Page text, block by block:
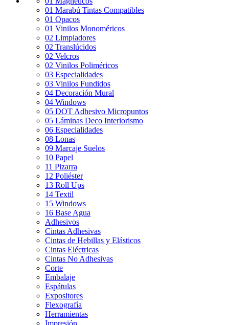
01 Marabú Tintas Compatibles
01 Opacos
01 Vinilos Monoméricos
02 Limpiadores
02 Translúcidos
02 Velcros
02 Vinilos Poliméricos
03 Especialidades
03 Vinilos Fundidos
04 Decoración Mural
04 Windows
05 DOT Adhesivo Micropuntos
05 Láminas Deco Interiorismo
06 Especialidades
08 Lonas
09 Marcaje Suelos
10 Papel
11 Pizarra
12 Poliéster
13 Roll Ups
14 Textil
15 Windows
16 Base Agua
Adhesivos
Cintas Adhesivas
Cintas de Hebillas y Elásticos
Cintas Eléctricas
Cintas No Adhesivas
Corte
Embalaje
Espátulas
Expositores
Flexografía
Herramientas
Impresión